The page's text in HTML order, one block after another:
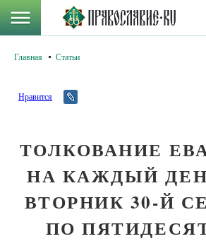
Главная Статьи
Нравится
ТОЛКОВАНИЕ
НА КАЖДЫЙ
ВТОРНИК 30-Й
ПО